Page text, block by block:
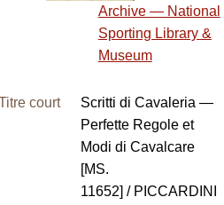
Archive — National
Sporting Library &
Museum
court
Scritti di Cavaleria —
Perfette Regole et
Modi di Cavalcare
[MS.
11652] / PICCARDINI